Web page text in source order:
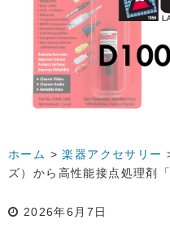
ホーム >楽器アクセサリー
ズ）から高性能接点処理剤
2026年6月7日